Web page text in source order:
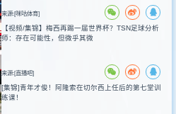
来源:[咪咕体育]
【视频/集锦】梅西再踢一届世界杯？TSN足球分析
师：存在可能性，但微乎其微
来源:[直播吧]
[集锦]青年才俊！阿隆索在切尔西上任后的第七堂训
练课！